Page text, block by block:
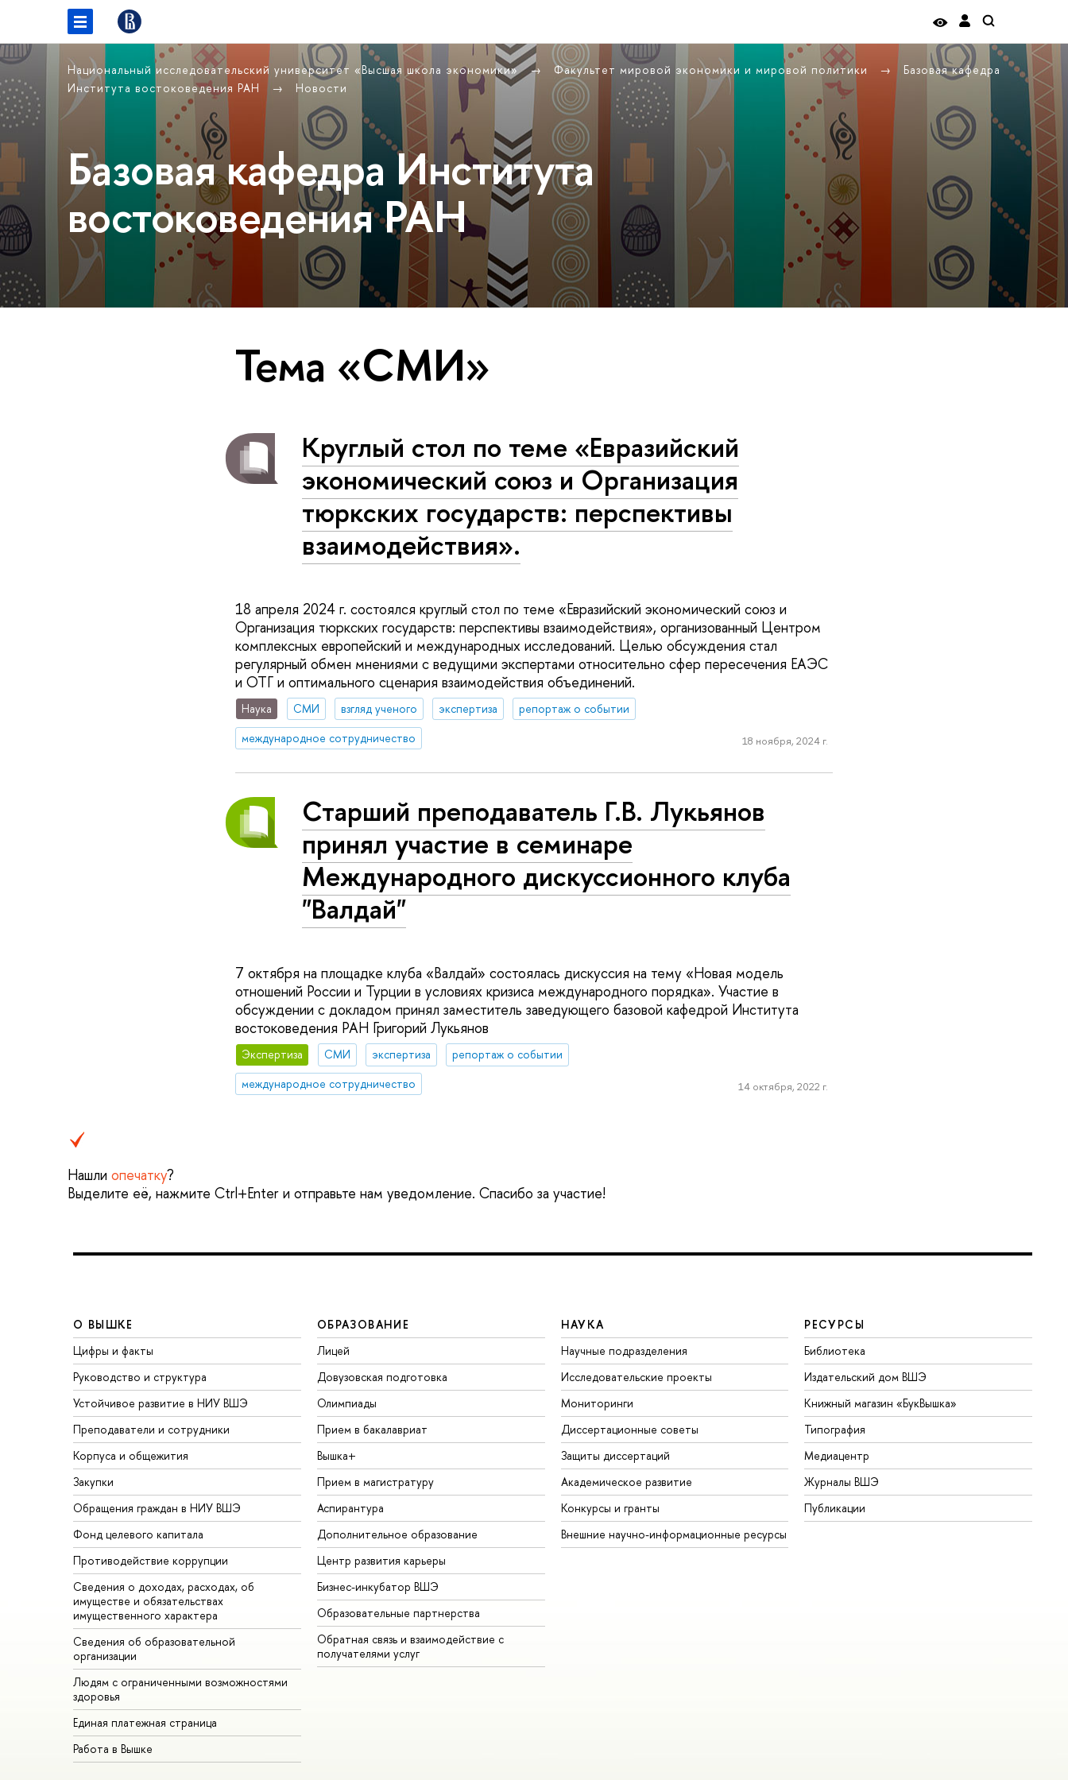
Национальный исследовательский университет «Высшая школа экономики» Факультет мировой экономики и мировой политики
Базовая кафедра
Института востоковедения РАН
Новости
Базовая кафедра Института
востоковедения РАН
Тема «СМИ»
Круглый стол по теме «Евразийский
экономический союз и Организация
тюркских государств: перспективы
взаимодействия».
18 апреля 2024 г. состоялся круглый стол по теме «Евразийский экономический союз и
Организация тюркских государств: перспективы взаимодействия», организованный Центром
комплексных европейский и международных исследований. Целью обсуждения стал
регулярный обмен мнениями с ведущими экспертами относительно сфер пересечения ЕАЭС
и ОТГ и оптимального сценария взаимодействия объединений.
Наука СМИ взгляд ученого экспертиза
репортаж о событии
международное сотрудничество
18 ноября, 2024 г.
Старший преподаватель Г.В. Лукьянов
принял участие в семинаре
Международного дискуссионного клуба
"Валдай"
7 октября на площадке клуба «Валдай» состоялась дискуссия на тему «Новая модель
отношений России и Турции в условиях кризиса международного порядка». Участие в
обсуждении с докладом принял заместитель заведующего базовой кафедрой Института
востоковедения РАН Григорий Лукьянов
Экспертиза СМИ экспертиза
репортаж о событии
международное сотрудничество
14 октября, 2022 г.
Нашли опечатку?
Выделите её, нажмите Ctrl+Enter и отправьте нам уведомление. Спасибо за участие!
О ВЫШКЕ
Цифры и факты
Руководство и структура
Устойчивое развитие в НИУ ВШЭ
Преподаватели и сотрудники
Корпуса и общежития
Закупки
Обращения граждан в НИУ ВШЭ
Фонд целевого капитала
Противодействие коррупции
Сведения о доходах, расходах, об
имуществе и обязательствах
имущественного характера
Сведения об образовательной
организации
Людям с ограниченными возможностями
здоровья
Единая платежная страница
Работа в Вышке
ОБРАЗОВАНИЕ
Лицей
Довузовская подготовка
Олимпиады
Прием в бакалавриат
Вышка+
Прием в магистратуру
Аспирантура
Дополнительное образование
Центр развития карьеры
Бизнес-инкубатор ВШЭ
Образовательные партнерства
Обратная связь и взаимодействие с
получателями услуг
НАУКА
Научные подразделения
Исследовательские проекты
Мониторинги
Диссертационные советы
Защиты диссертаций
Академическое развитие
Конкурсы и гранты
Внешние научно-информационные ресурсы
РЕСУРСЫ
Библиотека
Издательский дом ВШЭ
Книжный магазин «БукВышка»
Типография
Медиацентр
Журналы ВШЭ
Публикации